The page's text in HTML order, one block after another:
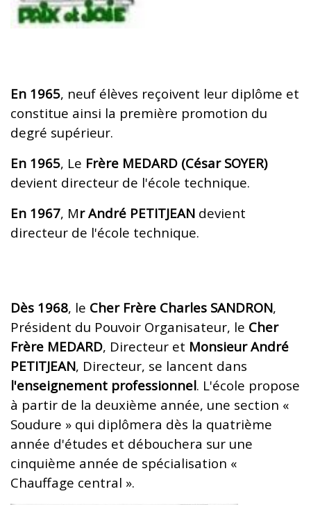
En 1965, neuf élèves reçoivent leur diplôme et
constitue ainsi la première promotion du
degré supérieur.
En 1965, Le Frère MEDARD (César SOYER)
devient directeur de l'école technique.
En 1967, Mr André PETITJEAN devient
directeur de l'école technique.
Dès 1968, le Cher Frère Charles SANDRON,
Président du Pouvoir Organisateur, le Cher
Frère MEDARD, Directeur et Monsieur André
PETITJEAN, Directeur, se lancent dans
l'enseignement professionnel. L'école propose
à partir de la deuxième année, une section «
Soudure » qui diplômera dès la quatrième
année d'études et débouchera sur une
cinquième année de spécialisation «
Chauffage central ».